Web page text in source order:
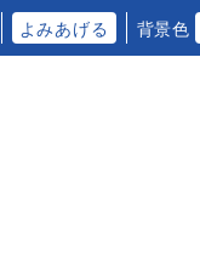
よみあげる 背景色